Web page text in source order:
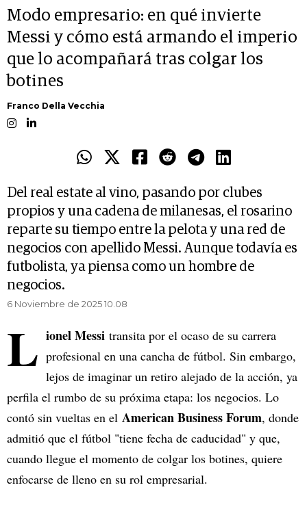
Modo empresario: en qué invierte
Messi y cómo está armando el imperio
que lo acompañará tras colgar los
botines
Franco Della Vecchia
Del real estate al vino, pasando por clubes
propios y una cadena de milanesas, el rosarino
reparte su tiempo entre la pelota y una red de
negocios con apellido Messi. Aunque todavía es
futbolista, ya piensa como un hombre de
negocios.
6 Noviembre de 2025 10.08
L ionel Messi transita por el ocaso de su carrera
profesional en una cancha de fútbol. Sin embargo,
lejos de imaginar un retiro alejado de la acción, ya
perfila el rumbo de su próxima etapa: los negocios. Lo
contó sin vueltas en el American Business Forum, donde
admitió que el fútbol "tiene fecha de caducidad" y que,
cuando llegue el momento de colgar los botines, quiere
enfocarse de lleno en su rol empresarial.